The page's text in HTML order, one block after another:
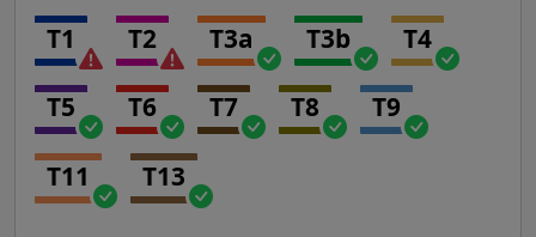
T1 T2 T3a T3b T4
T5 T6 T7 T8 T9
T11 T13